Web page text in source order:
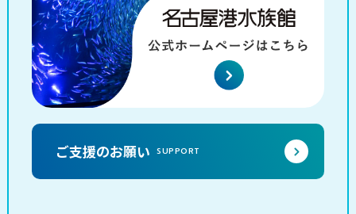
ご支援のお願い SUPPORT